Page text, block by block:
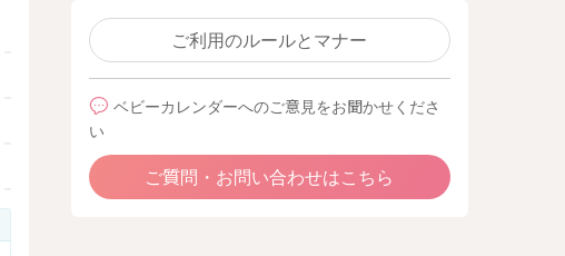
ご利用のルールとマナー
ベビーカレンダーへのご意見をお聞かせくださ
い
ご質問・お問い合わせはこちら